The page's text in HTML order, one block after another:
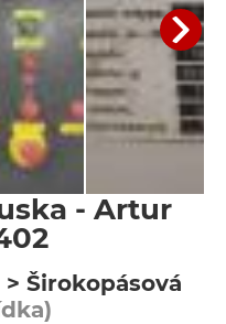
- Artur
Širokopásová